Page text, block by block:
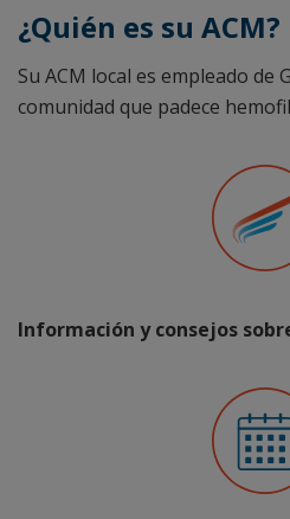
¿Quién es su ACM?
Su ACM local es empleado de
comunidad que padece
Información y consejos